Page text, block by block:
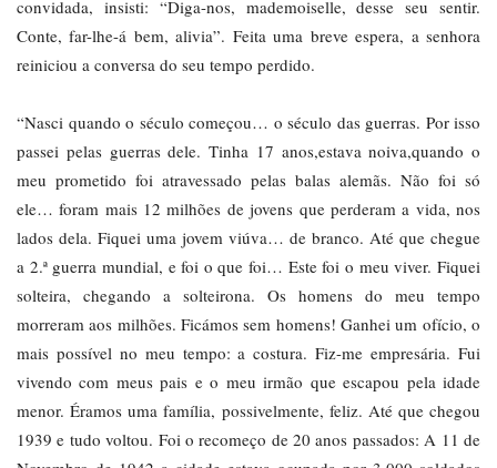
convidada, insisti: “Diga-nos, mademoiselle, desse seu sentir.
Conte, far-lhe-á bem, alivia”. Feita uma breve espera, a senhora
reiniciou a conversa do seu tempo perdido.
“Nasci quando o século começou… o século das guerras. Por isso
passei pelas guerras dele. Tinha 17 anos,estava noiva,quando o
meu prometido foi atravessado pelas balas alemãs. Não foi só
ele… foram mais 12 milhões de jovens que perderam a vida, nos
lados dela. Fiquei uma jovem viúva… de branco. Até que chegue
a 2.ª guerra mundial, e foi o que foi… Este foi o meu viver. Fiquei
solteira, chegando a solteirona. Os homens do meu tempo
morreram aos milhões. Ficámos sem homens! Ganhei um ofício, o
mais possível no meu tempo: a costura. Fiz-me empresária. Fui
vivendo com meus pais e o meu irmão que escapou pela idade
menor. Éramos uma família, possivelmente, feliz. Até que chegou
1939 e tudo voltou. Foi o recomeço de 20 anos passados: A 11 de